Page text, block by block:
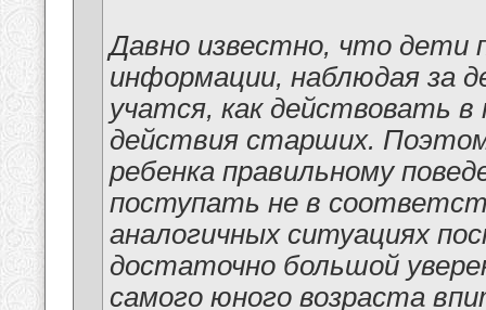
Давно известно, что
информации, наблюдая за
учатся, как действовать в
действия старших.
ребенка правильному
поступать не в
аналогичных ситуациях
достаточно большой
самого юного возраста